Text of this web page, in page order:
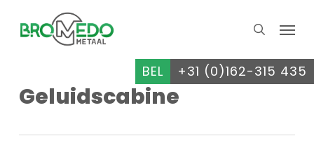
main
search
Menu
BEL +31 (0)162-315 435
Geluidscabine